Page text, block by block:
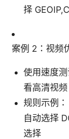
择
案例 2：视频
使用速度
看高清视频
规则示例
自动选择
选择